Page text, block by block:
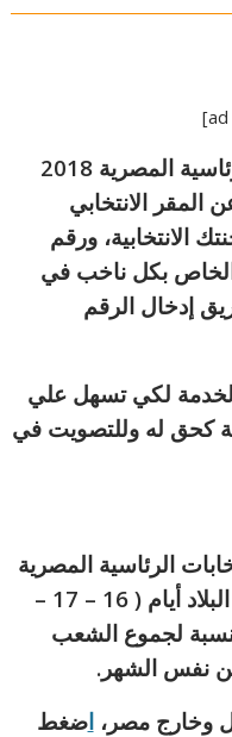
تتيح الهيئة الوطنية للانتخابات الرئاسية المصرية 2018
الانتخابي
الانتخابية، ورقم
الخاص بكل ناخب في
إدخال الرقم
الخدمة لكي تسهل علي
كحق له وللتصويت في
الرئاسية المصرية
2018 للمصريين المقيمين خارج البلاد أيام ( 16 – 17 –
مارس 2018، وبالنسبة لجموع الشعب
وخارج مصر،اضغط